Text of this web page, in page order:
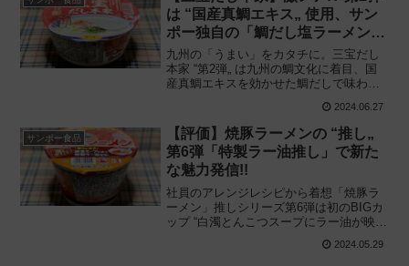
す。
は “国産真鯛エキス„ 使用、サン
ポー独自の「鯛だし塩ラーメン」
誕生!!
九州の「うまい」をカタチに。三宝だし
本家 “第2弾„ は九州の鯛文化に着目、国
産真鯛エキスを効かせた鯛だしで味わう
ぽう）だし本家 鯛だし塩ラーメン」を食
べてみた感想と評価・レビューです。
2024.06.27
サンポー食品
【評価】焼豚ラーメンの “推し„
第6弾「特製ラー油推し」で新た
な魅力発信!!
社員のアレンジレシピから着想「焼豚ラ
ーメン」推しシリーズ第6弾は初のBIGカ
ップ “白濁とんこつスープにラー油が映え
ー食品「焼豚ラーメン 特製ラー油推し」
2024.05.29